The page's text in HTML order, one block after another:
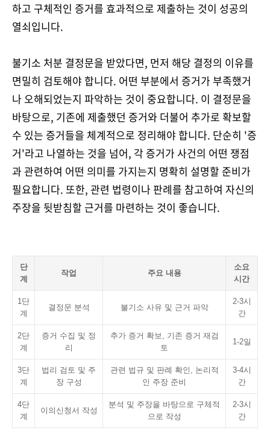
하고 구체적인 증거를 효과적으로 제출하는 것이 성공의
열쇠입니다.
불기소 처분 결정문을 받았다면, 먼저 해당 결정의 이유를
면밀히 검토해야 합니다. 어떤 부분에서 증거가 부족했거
나 오해되었는지 파악하는 것이 중요합니다. 이 결정문을
바탕으로, 기존에 제출했던 증거와 더불어 추가로 확보할
수 있는 증거들을 체계적으로 정리해야 합니다. 단순히 '증
거'라고 나열하는 것을 넘어, 각 증거가 사건의 어떤 쟁점
과 관련하여 어떤 의미를 가지는지 명확히 설명할 준비가
필요합니다. 또한, 관련 법령이나 판례를 참고하여 자신의
주장을 뒷받침할 근거를 마련하는 것이 좋습니다.
단
계
작업 주요 내용
소요
시간
1단
계
결정문 분석 불기소 사유 및 근거 파악
2-3시
간
2단
계
증거 수집 및 정
리
추가 증거 확보, 기존 증거 재검
토
1-2일
3단
계
법리 검토 및 주
장 구성
관련 법규 및 판례 확인, 논리적
인 주장 준비
3-4시
간
4단
계
이의신청서 작성
분석 및 주장을 바탕으로 구체적
으로 작성
2-3시
간